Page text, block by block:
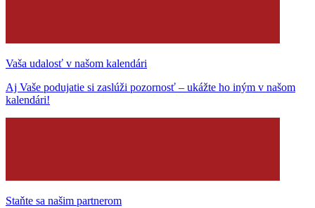
Vaša udalosť v našom kalendári
Aj Vaše podujatie si zaslúži pozornosť – ukážte ho iným v našom
kalendári!
Staňte sa našim partnerom